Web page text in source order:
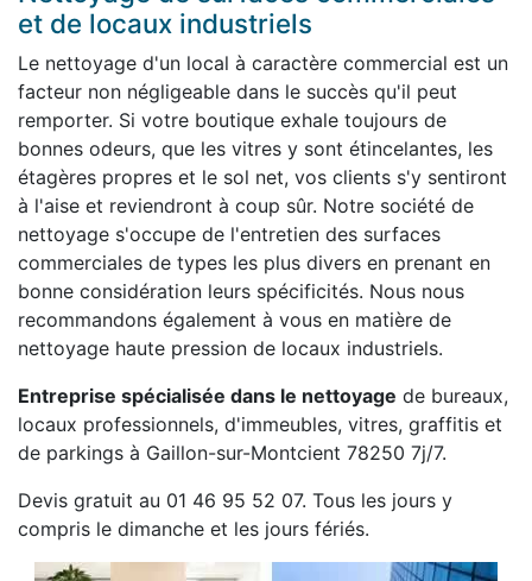
et de locaux industriels
Le nettoyage d'un local à caractère commercial est un
facteur non négligeable dans le succès qu'il peut
remporter. Si votre boutique exhale toujours de
bonnes odeurs, que les vitres y sont étincelantes, les
étagères propres et le sol net, vos clients s'y sentiront
à l'aise et reviendront à coup sûr. Notre société de
nettoyage s'occupe de l'entretien des surfaces
commerciales de types les plus divers en prenant en
bonne considération leurs spécificités. Nous nous
recommandons également à vous en matière de
nettoyage haute pression de locaux industriels.
Entreprise spécialisée dans le nettoyage de bureaux,
locaux professionnels, d'immeubles, vitres, graffitis et
de parkings à Gaillon-sur-Montcient 78250 7j/7.
Devis gratuit au 01 46 95 52 07. Tous les jours y
compris le dimanche et les jours fériés.